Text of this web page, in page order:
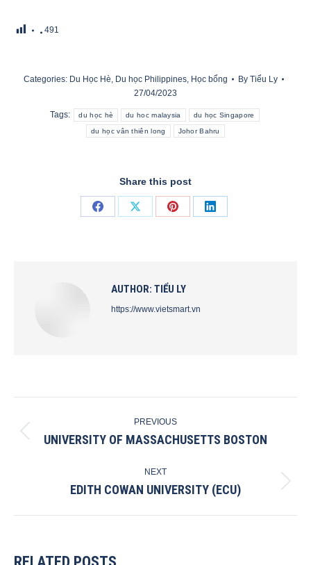
491
Categories: Du Học Hè Du học Philippines, Học bổng By Tiểu Ly
27/04/2023
Tags: du học hè du hoc malaysia du học Singapore
du học vân thiên long Johor Bahru
Share this post
Share
Share
Share
Share
AUTHOR: TIỂU LY
https://www.vietsmart.vn
NAVIGATION
PREVIOUS
Previous
UNIVERSITY OF MASSACHUSETTS BOSTON
NEXT
Next
EDITH COWAN UNIVERSITY (ECU)